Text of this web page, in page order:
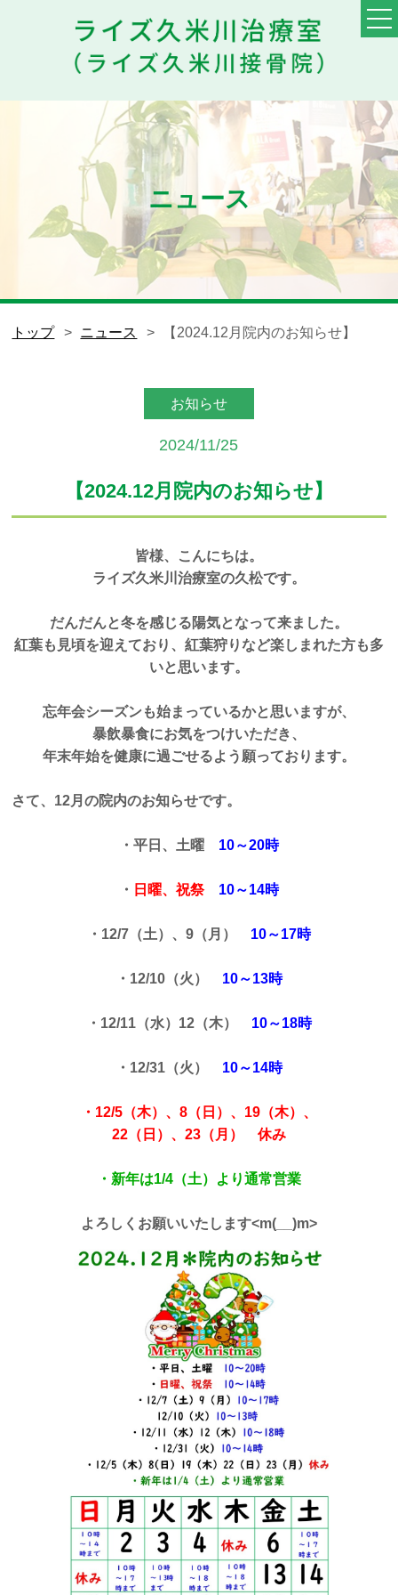
料金・メニュー
初めての方へ
他院との違い
患者様の声
ニュース
トップ ニュース 【2024.12月院内のお知らせ】
お知らせ
2024/11/25
【2024.12月院内のお知らせ】
皆様、こんにちは。
ライズ久米川治療室の久松です。
だんだんと冬を感じる陽気となって来ました。
紅葉も見頃を迎えており、紅葉狩りなど楽しまれた方も多
いと思います。
忘年会シーズンも始まっているかと思いますが、
暴飲暴食にお気をつけいただき、
年末年始を健康に過ごせるよう願っております。
さて、12月の院内のお知らせです。
・平日、土曜 10～20時
・ 日曜、祝祭 10～14時
・12/7（土）、9（月） 10～17時
・12/10（火） 10～13時
・12/11（水）12（木） 10～18時
・12/31（火） 10～14時
・12/5（木）、8（日）、19（木）、
22（日）、23（月）
休み
・新年は1/4（土）より通常営業
よ ろしくお願いいたします<m(__)m>